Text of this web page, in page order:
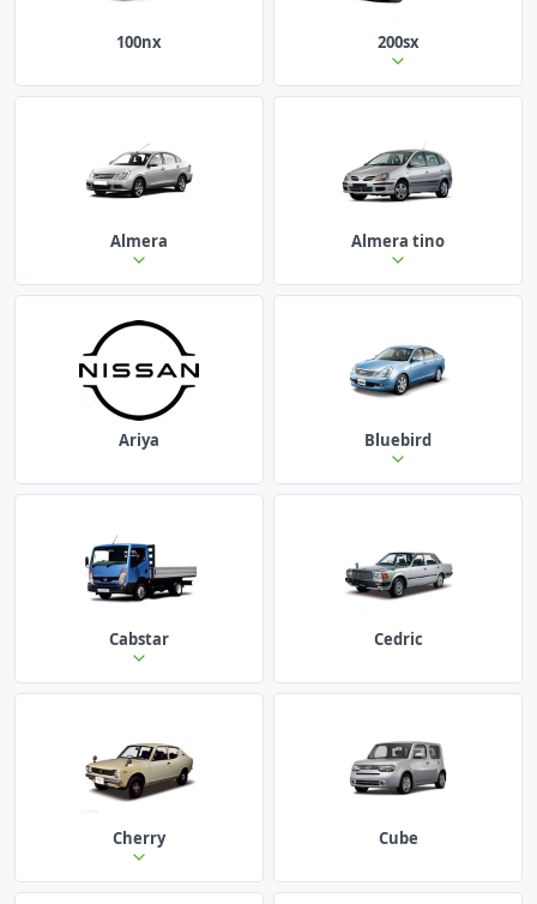
100nx 200sx
Almera Almera tino
Ariya Bluebird
Cabstar Cedric
Cherry Cube